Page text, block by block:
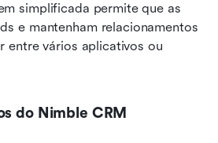
simplificada permite que as
e mantenham relacionamentos
entre vários aplicativos ou
do Nimble CRM